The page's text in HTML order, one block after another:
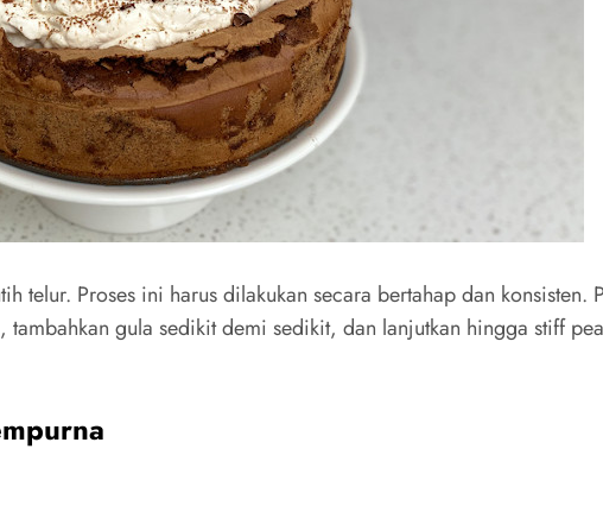
telur. Proses ini harus dilakukan secara bertahap dan konsisten.
gula sedikit demi sedikit, dan lanjutkan hingga stiff